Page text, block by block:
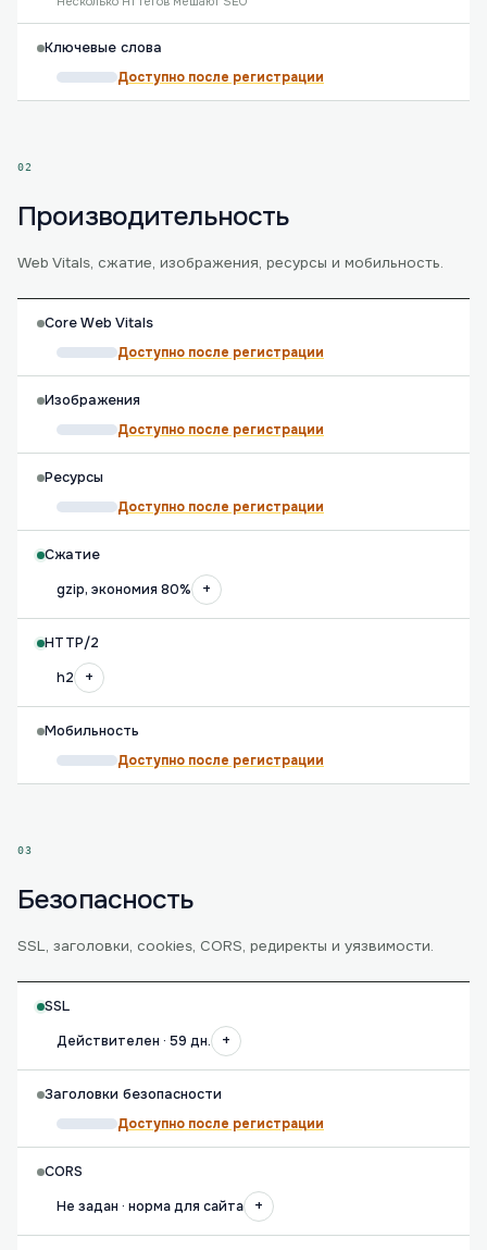
Ключевые слова
Доступно после регистрации
02
Производительность
Web Vitals, сжатие, изображения, ресурсы и мобильность.
Core Web Vitals
Доступно после регистрации
Изображения
Доступно после регистрации
Ресурсы
Доступно после регистрации
Сжатие
gzip, экономия 80%
+
HTTP/2
h2
+
Мобильность
Доступно после регистрации
03
Безопасность
SSL, заголовки, cookies, CORS, редиректы и уязвимости.
SSL
Действителен · 59 дн.
+
Заголовки безопасности
Доступно после регистрации
CORS
Не задан · норма для сайта
+